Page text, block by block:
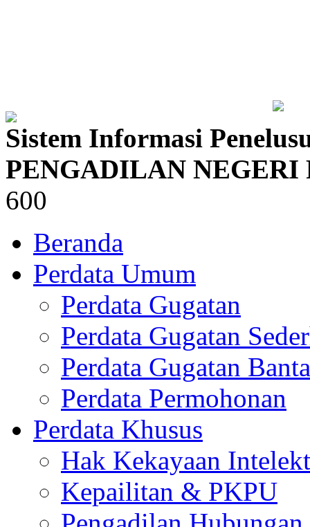
Sistem Informasi
PENGADILAN NEGERI
600
Beranda
Perdata Umum
Perdata Gugatan
Perdata Gugatan
Perdata Gugatan
Perdata Permohonan
Perdata Khusus
Hak Kekayaan
Kepailitan & PKPU